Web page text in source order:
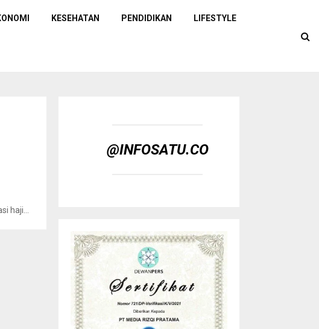
KESEHATAN PENDIDIKAN LIFESTYLE
haji...
@INFOSATU.CO